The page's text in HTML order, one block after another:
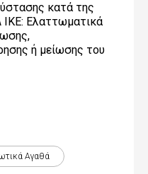
κατά της
Ελαττωματικά
ή µείωσης του
Αγαθά